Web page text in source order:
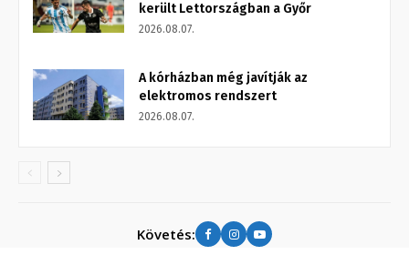
került Lettországban a Győr
2026.08.07.
A kórházban még javítják az
elektromos rendszert
2026.08.07.
Követés: